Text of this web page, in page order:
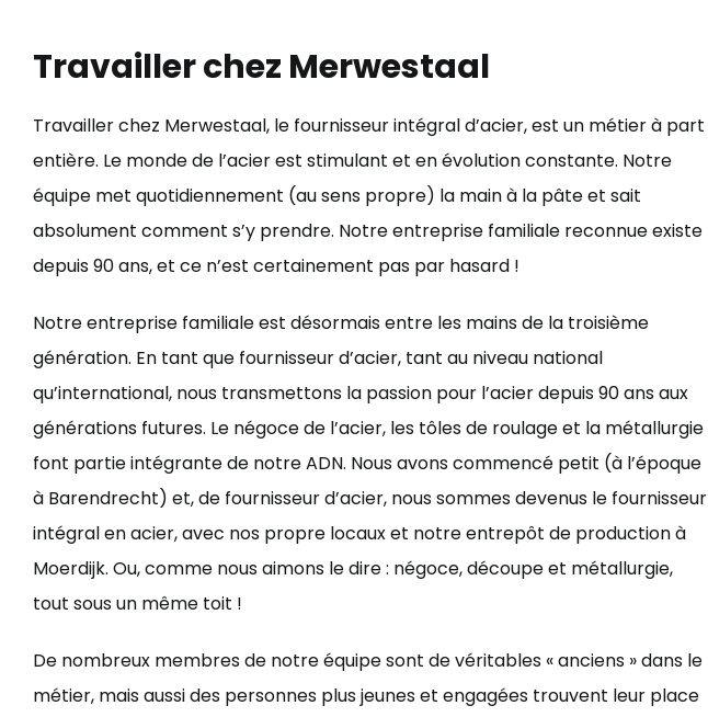
Travailler chez Merwestaal
Travailler chez Merwestaal, le fournisseur intégral d’acier, est un métier à part
entière. Le monde de l’acier est stimulant et en évolution constante. Notre
équipe met quotidiennement (au sens propre) la main à la pâte et sait
absolument comment s’y prendre. Notre entreprise familiale reconnue existe
depuis 90 ans, et ce n’est certainement pas par hasard !
Notre entreprise familiale est désormais entre les mains de la troisième
génération. En tant que fournisseur d’acier, tant au niveau national
qu’international, nous transmettons la passion pour l’acier depuis 90 ans aux
générations futures. Le négoce de l’acier, les tôles de roulage et la métallurgie
font partie intégrante de notre ADN. Nous avons commencé petit (à l’époque
à Barendrecht) et, de fournisseur d’acier, nous sommes devenus le fournisseur
intégral en acier, avec nos propre locaux et notre entrepôt de production à
Moerdijk. Ou, comme nous aimons le dire : négoce, découpe et métallurgie,
tout sous un même toit !
De nombreux membres de notre équipe sont de véritables « anciens » dans le
métier, mais aussi des personnes plus jeunes et engagées trouvent leur place